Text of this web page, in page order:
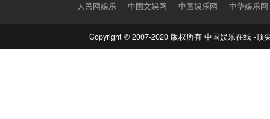
人民网娱乐 中国文娱网 中国娱乐网 中华娱乐网
Copyright © 2007-2020 版权所有 中国娱乐在线 -顶